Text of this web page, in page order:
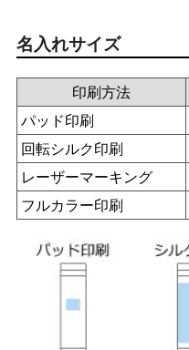
名入れサイズ
印刷方法
パッド印刷
回転シルク印刷
レーザーマーキング
フルカラー印刷